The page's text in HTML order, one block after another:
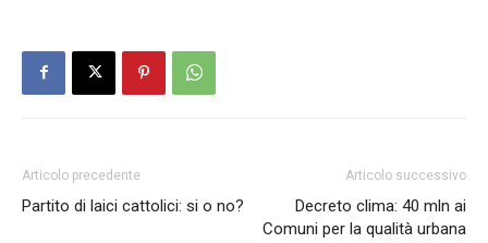
Articolo precedente
Partito di laici cattolici: si o no?
Articolo successivo
Decreto clima: 40 mln ai
Comuni per la qualità urbana